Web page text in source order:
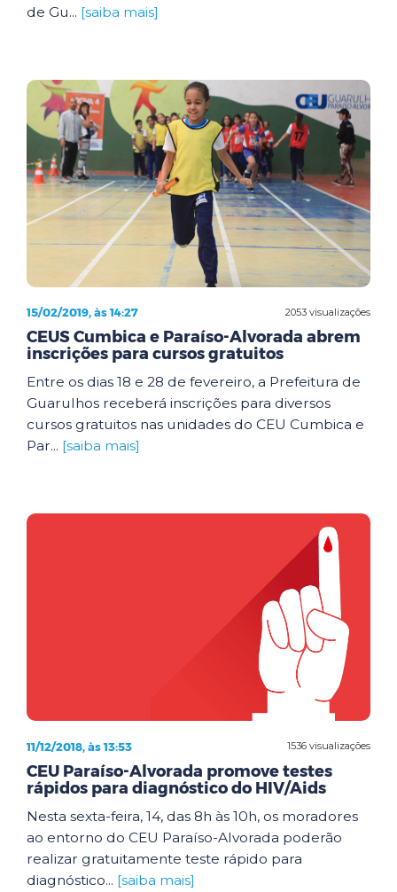
de Gu... [saiba mais]
2053 visualizações
15/02/2019, às 14:27
CEUS Cumbica e Paraíso-Alvorada abrem
inscrições para cursos gratuitos
Entre os dias 18 e 28 de fevereiro, a Prefeitura de
Guarulhos receberá inscrições para diversos
cursos gratuitos nas unidades do CEU Cumbica e
Par... [saiba mais]
1536 visualizações
11/12/2018, às 13:53
CEU Paraíso-Alvorada promove testes
rápidos para diagnóstico do HIV/Aids
Nesta sexta-feira, 14, das 8h às 10h, os moradores
ao entorno do CEU Paraíso-Alvorada poderão
realizar gratuitamente teste rápido para
diagnóstico... [saiba mais]